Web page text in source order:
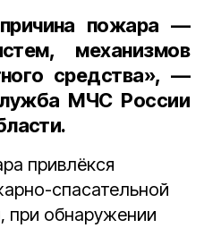
пожара —
механизмов
средства», —
МЧС России
привлёкся
спасательной
при обнаружении